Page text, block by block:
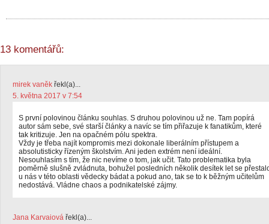
13 komentářů:
mirek vaněk řekl(a)...
5. května 2017 v 7:54
S první polovinou článku souhlas. S druhou polovinou už ne. Tam popírá
autor sám sebe, své starší články a navíc se tím přiřazuje k fanatikům, které
tak kritizuje. Jen na opačném pólu spektra.
Vždy je třeba najít kompromis mezi dokonale liberálním přístupem a
absolutisticky řízeným školstvím. Ani jeden extrém není ideální.
Nesouhlasím s tím, že nic nevíme o tom, jak učit. Tato problematika byla
poměrně slušně zvládnuta, bohužel posledních několik desítek let se
u nás v této oblasti vědecky bádat a pokud ano, tak se to k běžným učitelům
nedostává. Vládne chaos a podnikatelské zájmy.
Jana Karvaiová řekl(a)...